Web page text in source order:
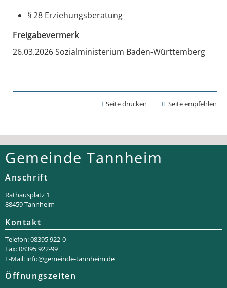
§ 28 Erziehungsberatung
Freigabevermerk
26.03.2026 Sozialministerium Baden-Württemberg
Seite drucken Seite empfehlen
Gemeinde Tannheim
Anschrift
Rathaus­platz 1
88459 Tannheim
Kontakt
Telefon: 08395 922-0
Fax: 08395 922-99
E-Mail: info@gemeinde-tannheim.de
Öffnungszeiten